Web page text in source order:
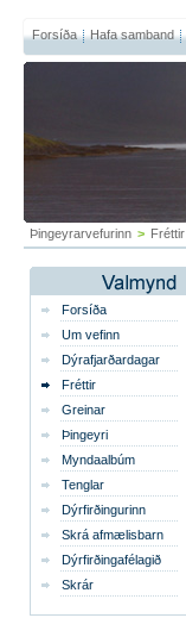
Forsíða Hafa samband
Þingeyrarvefurinn > Fréttir
Forsíða
Um vefinn
Dýrafjarðardagar
Fréttir
Greinar
Þingeyri
Myndaalbúm
Tenglar
Dýrfirðingurinn
Skrá afmælisbarn
Dýrfirðingafélagið
Skrár